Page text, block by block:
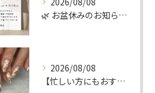
🌿 お盆休みのお知らせ 🌿
2026/08/08
【忙しい方にもおすすめ】ゴールド＆ホワイトの大人ニュアンスホイルネイル